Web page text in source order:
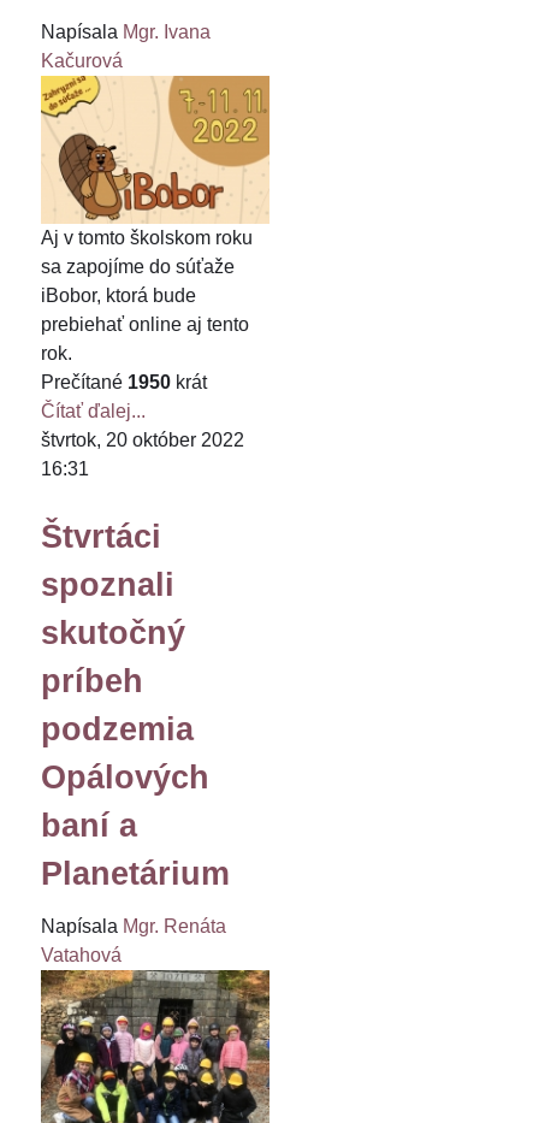
Napísala Mgr. Ivana
Kačurová
Aj v tomto školskom roku
sa zapojíme do súťaže
iBobor, ktorá bude
prebiehať online aj tento
rok.
Prečítané 1950 krát
Čítať ďalej...
štvrtok, 20 október 2022
16:31
Štvrtáci
spoznali
skutočný
príbeh
podzemia
Opálových
baní a
Planetárium
Napísala Mgr. Renáta
Vatahová